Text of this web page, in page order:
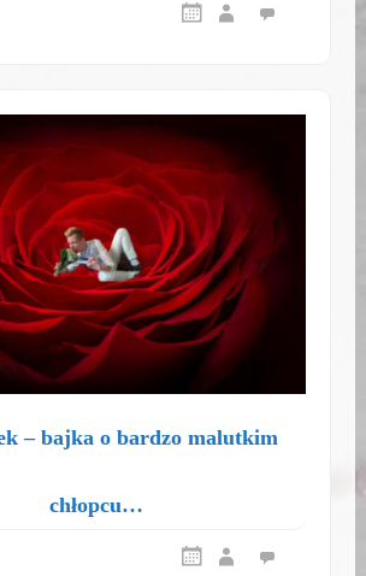
– bajka o bardzo malutkim
chłopcu…